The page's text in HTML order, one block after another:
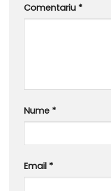
Comentariu *
Nume *
Email *